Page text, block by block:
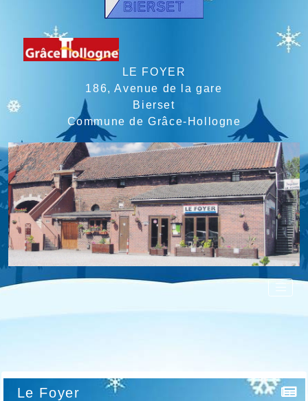
LE FOYER
186, Avenue de la gare
Bierset
Commune de Grâce-Hollogne
Le Foyer